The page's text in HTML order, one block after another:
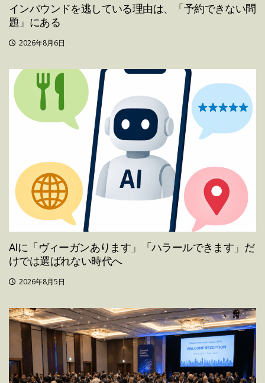
インバウンドを逃している理由は、「予約できない問
題」にある
2026年8月6日
AIに「ヴィーガンあります」「ハラールできます」だ
けでは選ばれない時代へ
2026年8月5日